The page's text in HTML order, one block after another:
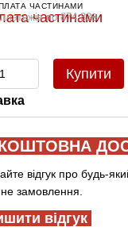
ЧАСТИНАМИ
по 874.83₴
Купити
відгук про будь-
замовлення.
відгук